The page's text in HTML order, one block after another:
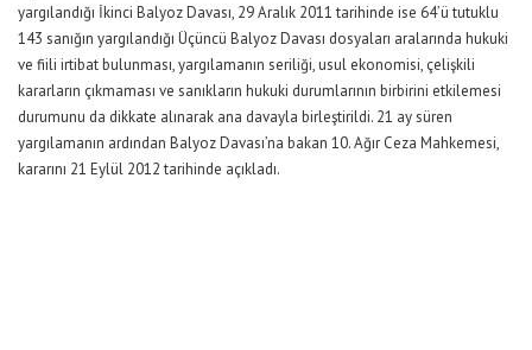
yargılandığı İkinci Balyoz Davası, 29 Aralık 2011 tarihinde ise 64’ü tutuklu
143 sanığın yargılandığı Üçüncü Balyoz Davası dosyaları aralarında hukuki
ve fiili irtibat bulunması, yargılamanın seriliği, usul ekonomisi, çelişkili
kararların çıkmaması ve sanıkların hukuki durumlarının birbirini etkilemesi
durumunu da dikkate alınarak ana davayla birleştirildi. 21 ay süren
yargılamanın ardından Balyoz Davası’na bakan 10. Ağır Ceza Mahkemesi,
kararını 21 Eylül 2012 tarihinde açıkladı.